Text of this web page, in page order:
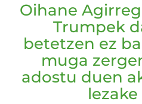
Oihane
Trumpek
betetzen ez
muga
adostu duen
lezake